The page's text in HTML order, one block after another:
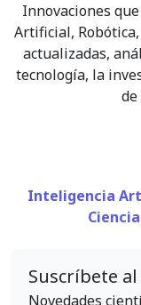
Innovaciones
Artificial,
actualizadas,
tecnología, la
Inteligencia
Suscríbete
Novedades